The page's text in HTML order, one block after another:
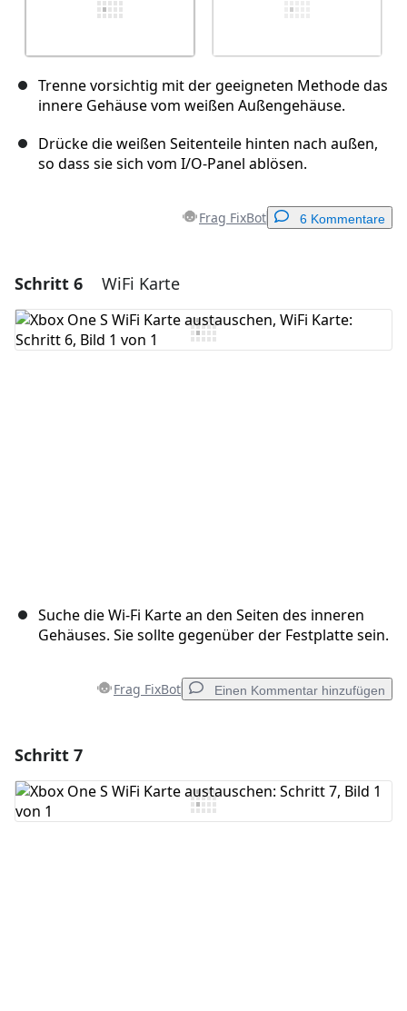
Trenne vorsichtig mit der geeigneten Methode das
innere Gehäuse vom weißen Außengehäuse.
Drücke die weißen Seitenteile hinten nach außen,
so dass sie sich vom I/O-Panel ablösen.
Frag FixBot 6 Kommentare
Einen Kommentar hinzufügen
Kommentar hinzufügen
Schritt 6 WiFi Karte
Suche die Wi-Fi Karte an den Seiten des inneren
Gehäuses. Sie sollte gegenüber der Festplatte sein.
Frag FixBot Einen Kommentar hinzufügen
Kommentar hinzufügen
Schritt 7